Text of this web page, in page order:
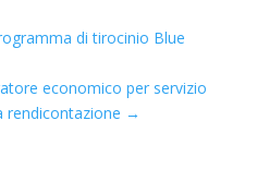
di tirocinio Blue
economico per servizio
rendicontazione →